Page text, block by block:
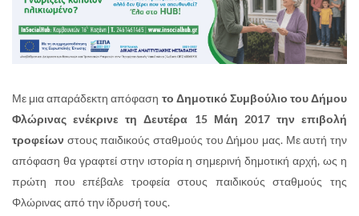
Με μια απαράδεκτη απόφαση το Δημοτικό Συμβούλιο του Δήμου
Φλώρινας ενέκρινε τη Δευτέρα 15 Μάη 2017 την επιβολή
τροφείων στους παιδικούς σταθμούς του Δήμου μας. Με αυτή την
απόφαση θα γραφτεί στην ιστορία η σημερινή δημοτική αρχή, ως η
πρώτη που επέβαλε τροφεία στους παιδικούς σταθμούς της
Φλώρινας από την ίδρυσή τους.